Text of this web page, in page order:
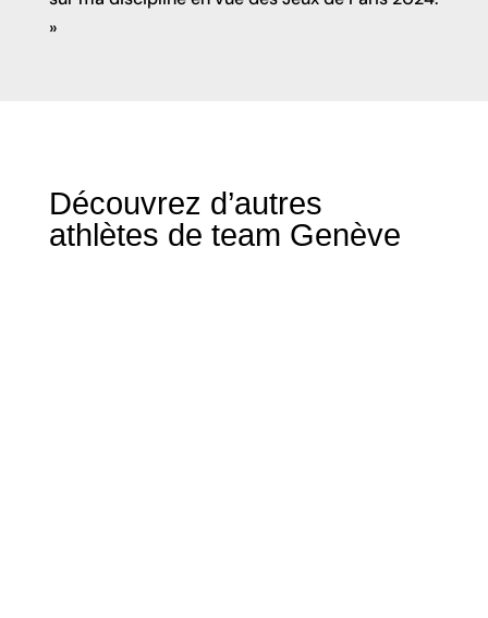
»
Découvrez d’autres
athlètes de team Genève